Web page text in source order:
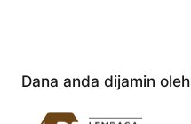
Dana anda dijamin oleh